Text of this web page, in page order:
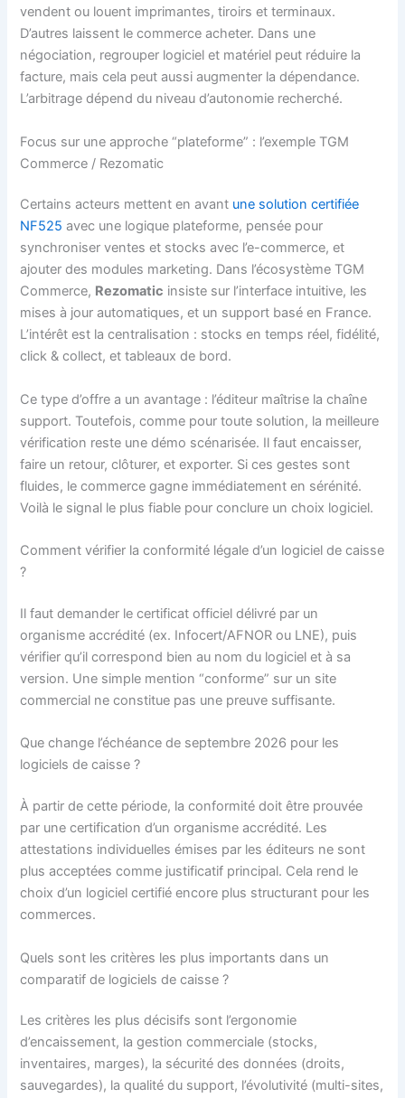
vendent ou louent imprimantes, tiroirs et terminaux.
D’autres laissent le commerce acheter. Dans une
négociation, regrouper logiciel et matériel peut réduire la
facture, mais cela peut aussi augmenter la dépendance.
L’arbitrage dépend du niveau d’autonomie recherché.
Focus sur une approche “plateforme” : l’exemple TGM
Commerce / Rezomatic
Certains acteurs mettent en avant une solution certifiée
NF525 avec une logique plateforme, pensée pour
synchroniser ventes et stocks avec l’e-commerce, et
ajouter des modules marketing. Dans l’écosystème TGM
Commerce, Rezomatic insiste sur l’interface intuitive, les
mises à jour automatiques, et un support basé en France.
L’intérêt est la centralisation : stocks en temps réel, fidélité,
click & collect, et tableaux de bord.
Ce type d’offre a un avantage : l’éditeur maîtrise la chaîne
support. Toutefois, comme pour toute solution, la meilleure
vérification reste une démo scénarisée. Il faut encaisser,
faire un retour, clôturer, et exporter. Si ces gestes sont
fluides, le commerce gagne immédiatement en sérénité.
Voilà le signal le plus fiable pour conclure un choix logiciel.
Comment vérifier la conformité légale d’un logiciel de caisse
?
Il faut demander le certificat officiel délivré par un
organisme accrédité (ex. Infocert/AFNOR ou LNE), puis
vérifier qu’il correspond bien au nom du logiciel et à sa
version. Une simple mention “conforme” sur un site
commercial ne constitue pas une preuve suffisante.
Que change l’échéance de septembre 2026 pour les
logiciels de caisse ?
À partir de cette période, la conformité doit être prouvée
par une certification d’un organisme accrédité. Les
attestations individuelles émises par les éditeurs ne sont
plus acceptées comme justificatif principal. Cela rend le
choix d’un logiciel certifié encore plus structurant pour les
commerces.
Quels sont les critères les plus importants dans un
comparatif de logiciels de caisse ?
Les critères les plus décisifs sont l’ergonomie
d’encaissement, la gestion commerciale (stocks,
inventaires, marges), la sécurité des données (droits,
sauvegardes), la qualité du support, l’évolutivité (multi-sites,